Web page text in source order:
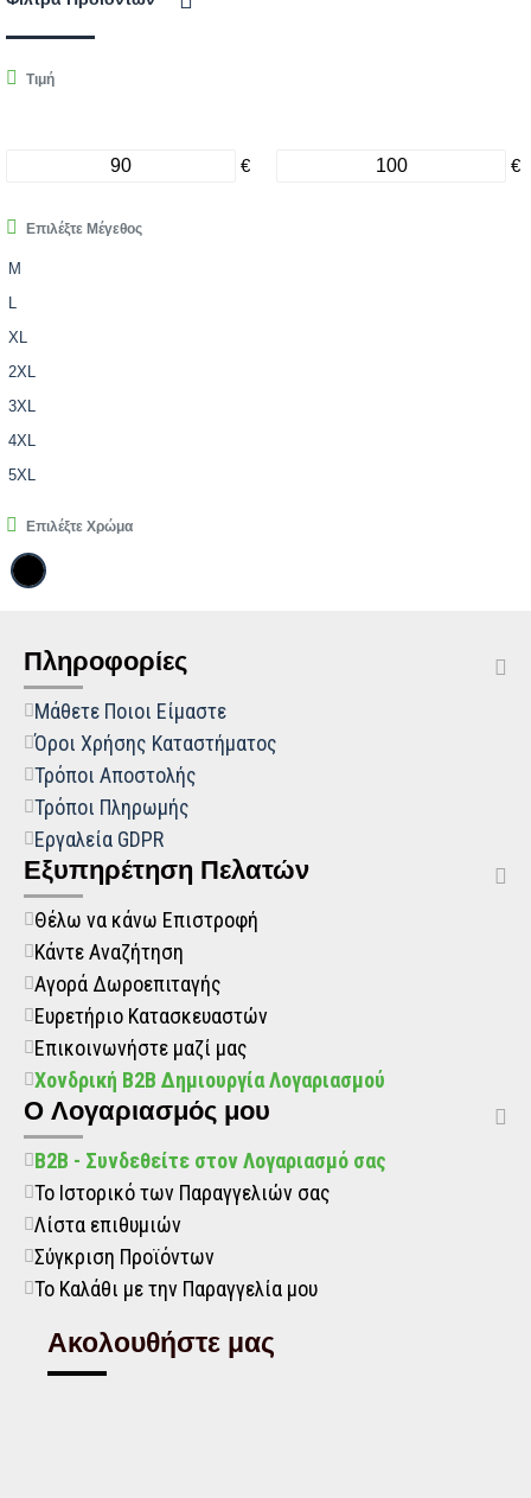
Τιμή
€ €
Επιλέξτε Χρώμα
Επιλέξτε Μέγεθος
M
XL
2XL
3XL
4XL
5XL
Πληροφορίες
Μάθετε Ποιοι Είμαστε
Όροι Χρήσης Καταστήματος
Τρόποι Αποστολής
Τρόποι Πληρωμής
Εργαλεία GDPR
Εξυπηρέτηση Πελατών
Θέλω να κάνω Επιστροφή
Κάντε Αναζήτηση
Αγορά Δωροεπιταγής
Ευρετήριο Κατασκευαστών
Επικοινωνήστε μαζί μας
Χονδρική B2B Δημιουργία Λογαριασμού
O Λογαριασμός μου
B2B - Συνδεθείτε στον Λογαριασμό σας
Το Ιστορικό των Παραγγελιών σας
Λίστα επιθυμιών
Σύγκριση Προϊόντων
Το Καλάθι με την Παραγγελία μου
Ακολουθήστε μας